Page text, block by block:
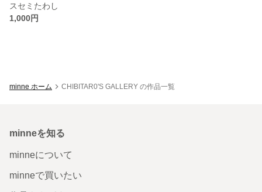
スセミたわし
1,000円
minne ホーム CHIBITAR0'S GALLERY の作品一覧
minneを知る
minneについて
minneで買いたい